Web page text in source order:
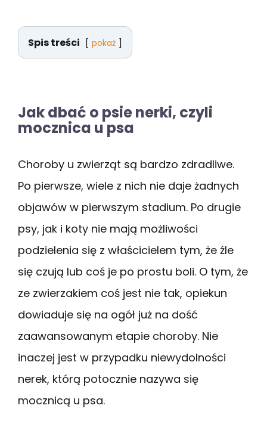
Spis treści pokaż
Jak dbać o psie nerki, czyli
mocznica u psa
Choroby u zwierząt są bardzo zdradliwe.
Po pierwsze, wiele z nich nie daje żadnych
objawów w pierwszym stadium. Po drugie
psy, jak i koty nie mają możliwości
podzielenia się z właścicielem tym, że źle
się czują lub coś je po prostu boli. O tym, że
ze zwierzakiem coś jest nie tak, opiekun
dowiaduje się na ogół już na dość
zaawansowanym etapie choroby. Nie
inaczej jest w przypadku niewydolności
nerek, którą potocznie nazywa się
mocznicą u psa.